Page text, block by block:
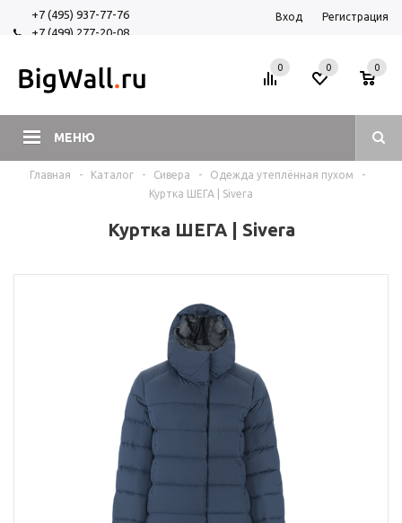
+7 (495) 937-77-76
+7 (499) 277-20-08
Вход Регистрация
МЕНЮ
0 0
0
Главная - Каталог - Сивера - Одежда утеплённая пухом
-
Куртка ШЕГА | Sivera
Куртка ШЕГА | Sivera